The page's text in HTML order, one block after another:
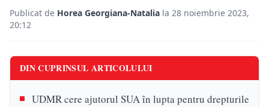
Publicat de Horea Georgiana-Natalia la 28 noiembrie 2023,
20:12
DIN CUPRINSUL ARTICOLULUI
UDMR cere ajutorul SUA în lupta pentru drepturile